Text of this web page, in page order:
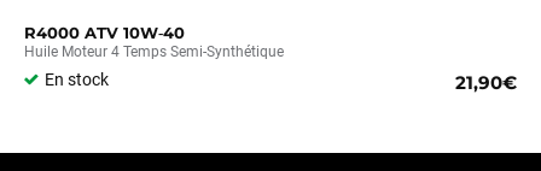
R4000 ATV 10W‑40
Huile Moteur 4 Temps Semi-Synthétique
En stock 21,90€